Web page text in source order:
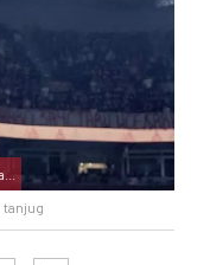
tanjug